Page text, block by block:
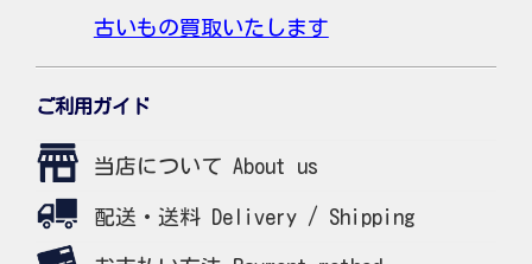
古いもの買取いたします
ご利用ガイド
当店について About us
配送・送料 Delivery / Shipping